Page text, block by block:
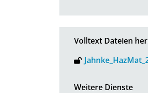
Volltext Dateien
Weitere Dienste